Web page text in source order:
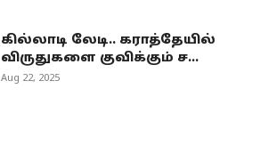
கில்லாடி லேடி.. கராத்தேயில்
விருதுகளை குவிக்கும் ச...
Aug 22, 2025